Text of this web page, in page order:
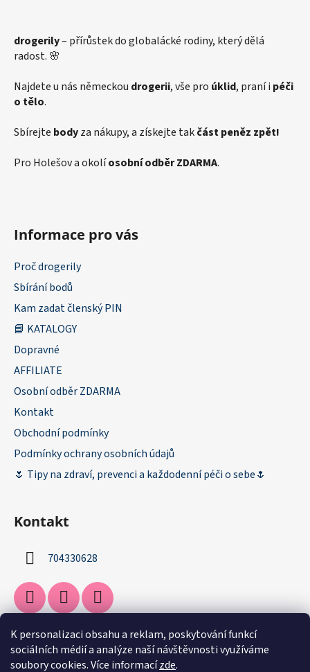
K personalizaci obsahu a reklam, poskytování funkcí
sociálních médií a analýze naší návštěvnosti využíváme
soubory cookies. Více informacízde.
drogerily– přírůstek do globalácké rodiny, který dělá
radost. 🌸
Najdete u nás německou drogerii, vše pro úklid, praní i péči
o tělo.
Sbírejte bodyza nákupy, a získejte takčást peněz zpět!
Pro Holešov a okolíosobní odběr ZDARMA.
Informace pro vás
Proč drogerily
Sbírání bodů
Kam zadat členský PIN
📘 KATALOGY
Dopravné
AFFILIATE
Osobní odběr ZDARMA
Kontakt
Obchodní podmínky
Podmínky ochrany osobních údajů
🌷 Tipy na zdraví, prevenci a každodenní péči o sebe🌷
Kontakt
704330628
Facebook